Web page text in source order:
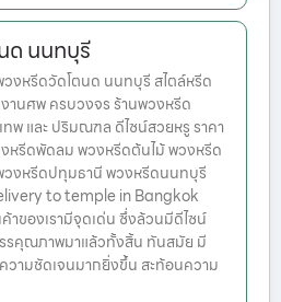
ด นนทบุรี
งหรีดวัดโตนด นนทบุรี สไตล์หรีด
านศพ ครบวงจร ร้านพวงหรีด
พ และ ปริมณฑล ดีไซน์สวยหรู ราคา
หรีดพัดลม พวงหรีดต้นไม้ พวงหรีด
วงหรีดปทุมธานี พวงหรีดนนทบุรี
to temple in Bangkok
าของเรามีจุดเด่น ซึ่งล้วนมีดีไซน์
รคุณภาพมาแล้วทั้งสิ้น ทันสมัย มี
วามชัดเจนมากยิ่งขึ้น สะท้อนความ